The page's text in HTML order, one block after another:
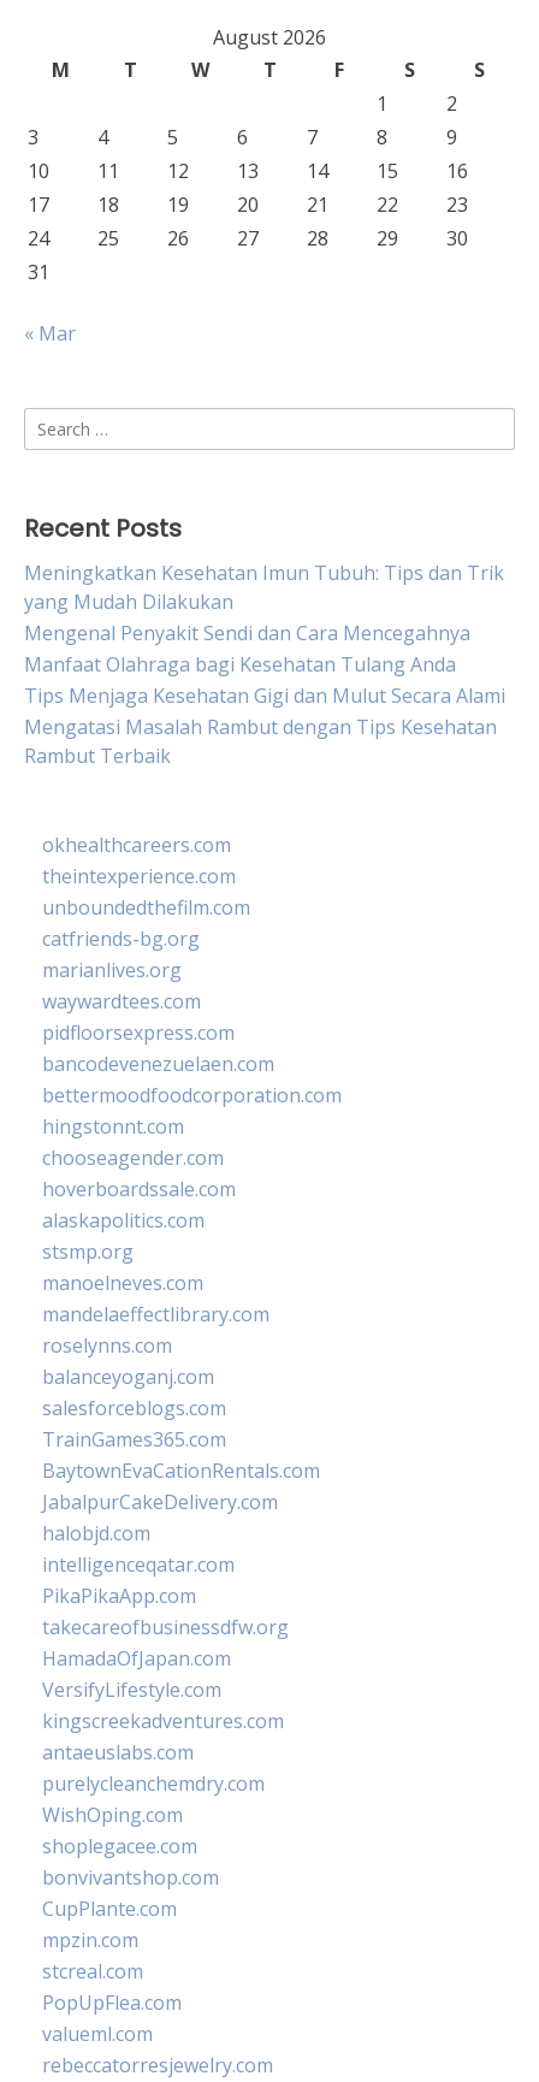
August 2026
M
T W T F S
S
1
2
3
4 5 6 7 8
9
10
11 12 13 14 15
16
17
18 19 20 21 22
23
24
25 26 27 28 29
30
31
« Mar
Search
for:
Recent Posts
Meningkatkan Kesehatan Imun Tubuh: Tips dan Trik
yang Mudah Dilakukan
Mengenal Penyakit Sendi dan Cara Mencegahnya
Manfaat Olahraga bagi Kesehatan Tulang Anda
Tips Menjaga Kesehatan Gigi dan Mulut Secara Alami
Mengatasi Masalah Rambut dengan Tips Kesehatan
Rambut Terbaik
okhealthcareers.com
theintexperience.com
unboundedthefilm.com
catfriends-bg.org
marianlives.org
waywardtees.com
pidfloorsexpress.com
bancodevenezuelaen.com
bettermoodfoodcorporation.com
hingstonnt.com
chooseagender.com
hoverboardssale.com
alaskapolitics.com
stsmp.org
manoelneves.com
mandelaeffectlibrary.com
roselynns.com
balanceyoganj.com
salesforceblogs.com
TrainGames365.com
BaytownEvaCationRentals.com
JabalpurCakeDelivery.com
halobjd.com
intelligenceqatar.com
PikaPikaApp.com
takecareofbusinessdfw.org
HamadaOfJapan.com
VersifyLifestyle.com
kingscreekadventures.com
antaeuslabs.com
purelycleanchemdry.com
WishOping.com
shoplegacee.com
bonvivantshop.com
CupPlante.com
mpzin.com
stcreal.com
PopUpFlea.com
valueml.com
rebeccatorresjewelry.com